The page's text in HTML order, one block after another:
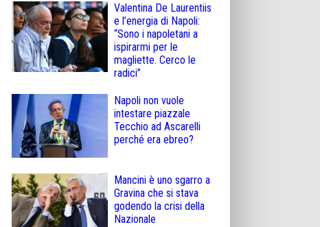
Valentina De Laurentiis
e l’energia di Napoli:
“Sono i napoletani a
ispirarmi per le
magliette. Cerco le
radici”
Napoli non vuole
intestare piazzale
Tecchio ad Ascarelli
perché era ebreo?
Mancini è uno sgarro a
Gravina che si stava
godendo la crisi della
Nazionale